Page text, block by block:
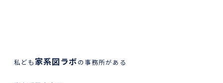
私ども家系図ラボの事務所がある